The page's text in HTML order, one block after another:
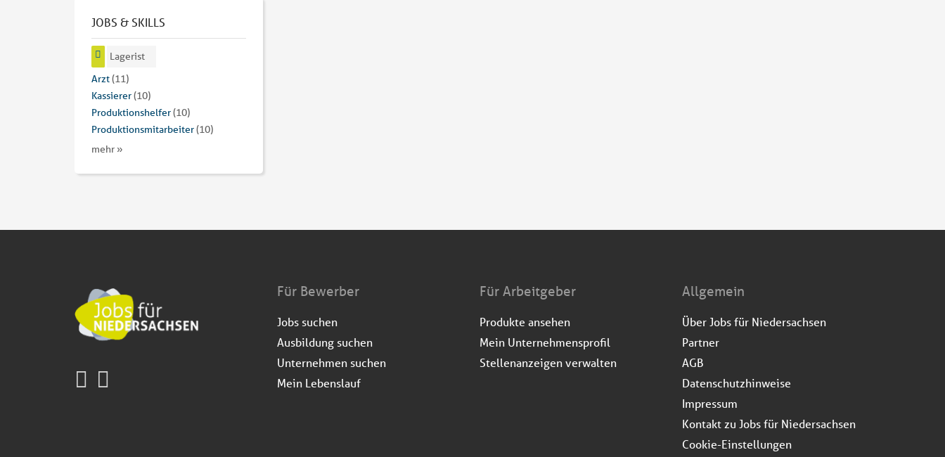
JOBS & SKILLS
Lagerist
Arzt(11)
Kassierer(10)
Produktionshelfer(10)
Produktionsmitarbeiter(10)
mehr »
Für Bewerber
Jobs suchen
Ausbildung suchen
Unternehmen suchen
Mein Lebenslauf
Für Arbeitgeber
Produkte ansehen
Mein Unternehmensprofil
Stellenanzeigen verwalten
Allgemein
Über Jobs für Niedersachsen
Partner
AGB
Datenschutzhinweise
Impressum
Kontakt zu Jobs für Niedersachsen
Cookie-Einstellungen